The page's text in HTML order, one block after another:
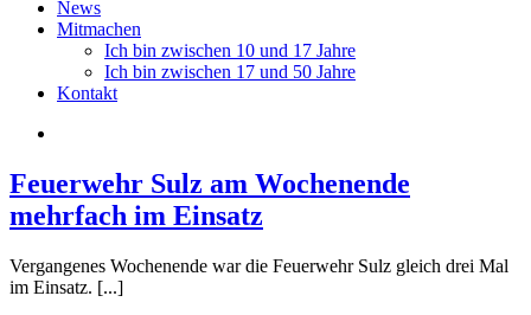
News
Mitmachen
Ich bin zwischen 10 und 17 Jahre
Ich bin zwischen 17 und 50 Jahre
Kontakt
Feuerwehr Sulz am Wochenende
mehrfach im Einsatz
Vergangenes Wochenende war die Feuerwehr Sulz gleich drei Mal
im Einsatz. [...]